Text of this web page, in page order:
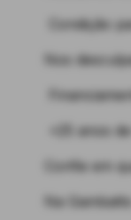
Condição
️Nos
+25 anos
Confie em
Na